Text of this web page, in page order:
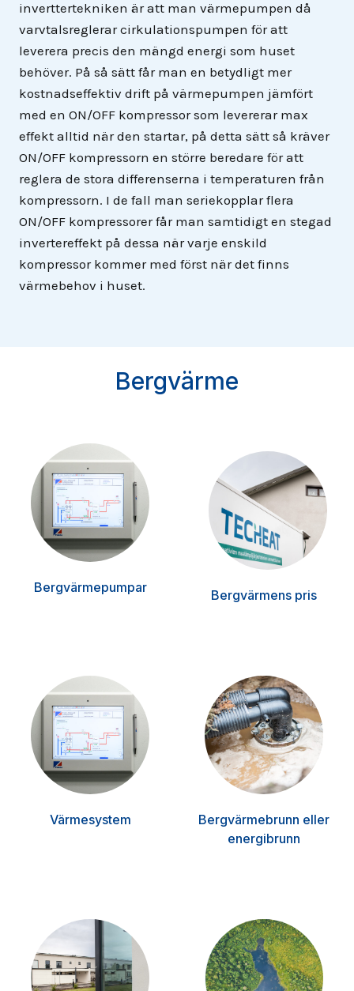
inverttertekniken är att man värmepumpen då
varvtalsreglerar cirkulationspumpen för att
leverera precis den mängd energi som huset
behöver. På så sätt får man en betydligt mer
kostnadseffektiv drift på värmepumpen jämfört
med en ON/OFF kompressor som levererar max
effekt alltid när den startar, på detta sätt så kräver
ON/OFF kompressorn en större beredare för att
reglera de stora differenserna i temperaturen från
kompressorn. I de fall man seriekopplar flera
ON/OFF kompressorer får man samtidigt en stegad
invertereffekt på dessa när varje enskild
kompressor kommer med först när det finns
värmebehov i huset.
Bergvärme
Bergvärmepumpar Bergvärmens pris
Värmesystem
Bergvärmebrunn eller
energibrunn